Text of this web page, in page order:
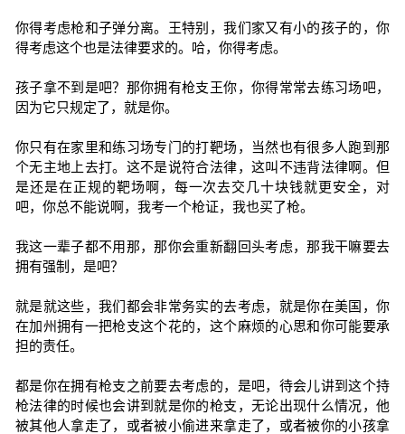
你得考虑枪和子弹分离。王特别，我们家又有小的孩子的，你
得考虑这个也是法律要求的。哈，你得考虑。
孩子拿不到是吧？那你拥有枪支王你，你得常常去练习场吧，
因为它只规定了，就是你。
你只有在家里和练习场专门的打靶场，当然也有很多人跑到那
个无主地上去打。这不是说符合法律，这叫不违背法律啊。但
是还是在正规的靶场啊，每一次去交几十块钱就更安全，对
吧，你总不能说啊，我考一个枪证，我也买了枪。
我这一辈子都不用那，那你会重新翻回头考虑，那我干嘛要去
拥有强制，是吧？
就是就这些，我们都会非常务实的去考虑，就是你在美国，你
在加州拥有一把枪支这个花的，这个麻烦的心思和你可能要承
担的责任。
都是你在拥有枪支之前要去考虑的，是吧，待会儿讲到这个持
枪法律的时候也会讲到就是你的枪支，无论出现什么情况，他
被其他人拿走了，或者被小偷进来拿走了，或者被你的小孩拿